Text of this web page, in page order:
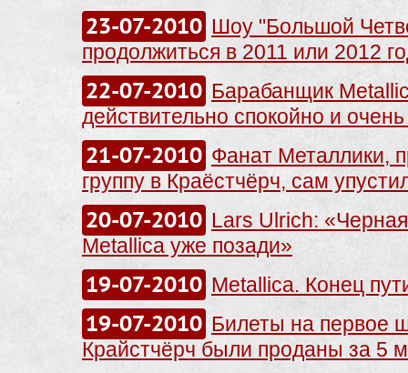
23-07-2010 Шоу "Большой
продолжиться в 2011 или 2012
22-07-2010 Барабанщик
действительно спокойно и
21-07-2010 Фанат Металлики,
группу в Краёстчёрч, сам
20-07-2010 Lars Ulrich:
Metallica уже позади»
19-07-2010 Metallica. Конец
19-07-2010 Билеты на первое
Крайстчёрч были проданы за 5